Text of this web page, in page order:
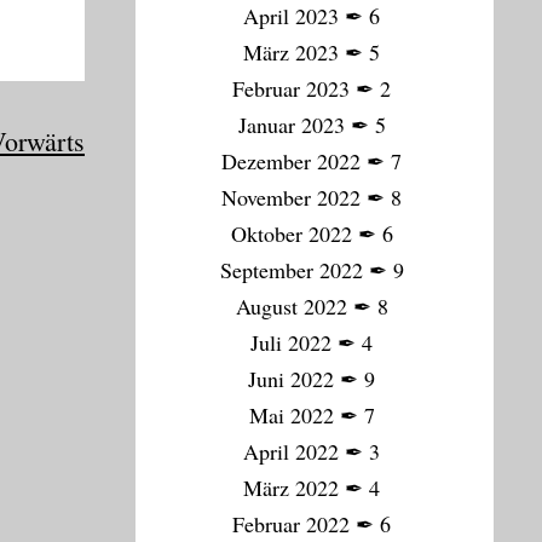
April 2023 ✒ 6
März 2023 ✒ 5
Februar 2023 ✒ 2
Januar 2023 ✒ 5
Dezember 2022 ✒ 7
November 2022 ✒ 8
Oktober 2022✒ 6
September 2022✒ 9
August 2022✒ 8
Juli 2022 ✒ 4
Juni 2022 ✒ 9
Mai 2022✒ 7
April 2022 ✒ 3
März 2022 ✒ 4
Februar 2022 ✒ 6